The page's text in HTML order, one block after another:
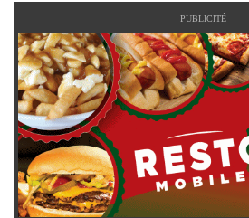
PUBLICITÉ